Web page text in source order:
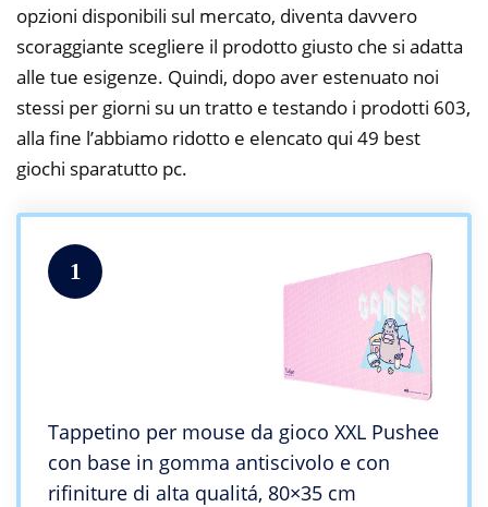
opzioni disponibili sul mercato, diventa davvero
scoraggiante scegliere il prodotto giusto che si adatta
alle tue esigenze. Quindi, dopo aver estenuato noi
stessi per giorni su un tratto e testando i prodotti 603,
alla fine l’abbiamo ridotto e elencato qui 49 best
giochi sparatutto pc.
1
Tappetino per mouse da gioco XXL Pushee
con base in gomma antiscivolo e con
rifiniture di alta qualitá, 80×35 cm